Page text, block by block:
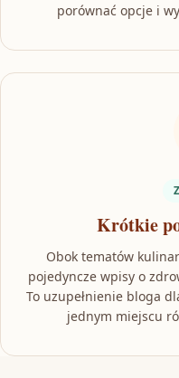
porównać opcje i
Krótkie
Obok tematów
pojedyncze wpisy o
To uzupełnienie bloga
jednym miejscu